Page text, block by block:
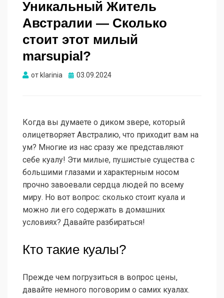
Уникальный Житель
Австралии — Сколько
стоит этот милый
marsupial?
от klarinia Опубликовано
03.09.2024
Когда вы думаете о диком звере, который
олицетворяет Австралию, что приходит вам на
ум? Многие из нас сразу же представляют
себе куалу! Эти милые, пушистые существа с
большими глазами и характерным носом
прочно завоевали сердца людей по всему
миру. Но вот вопрос: сколько стоит куала и
можно ли его содержать в домашних
условиях? Давайте разбираться!
Кто такие куалы?
Прежде чем погрузиться в вопрос цены,
давайте немного поговорим о самих куалах.